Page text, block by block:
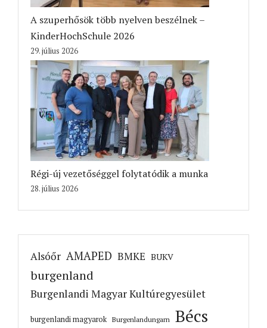
A szuperhősök több nyelven beszélnek –
KinderHochSchule 2026
29. július 2026
Régi-új vezetőséggel folytatódik a munka
28. július 2026
Alsóőr AMAPED BMKE BUKV
burgenland
Burgenlandi Magyar Kultúregyesület
burgenlandi magyarok Burgenlandungarn Bécs